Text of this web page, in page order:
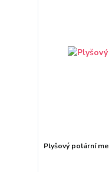
Plyšový polární